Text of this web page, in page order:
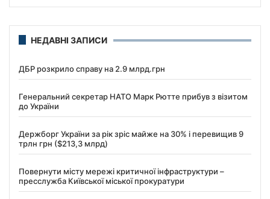
НЕДАВНІ ЗАПИСИ
ДБР розкрило справу на 2.9 млрд.грн
Генеральний секретар НАТО Марк Рютте прибув з візитом
до України
Держборг України за рік зріс майже на 30% і перевищив 9
трлн грн ($213,3 млрд)
Повернути місту мережі критичної інфраструктури –
пресслужба Київської міської прокуратури